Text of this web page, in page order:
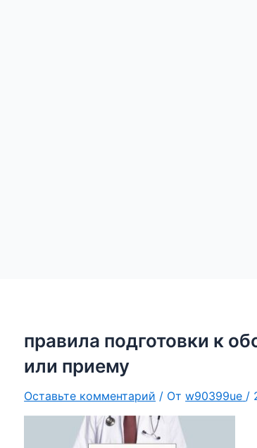
правила подготовки к
или приему
Оставьте комментарий / От w90399ue /